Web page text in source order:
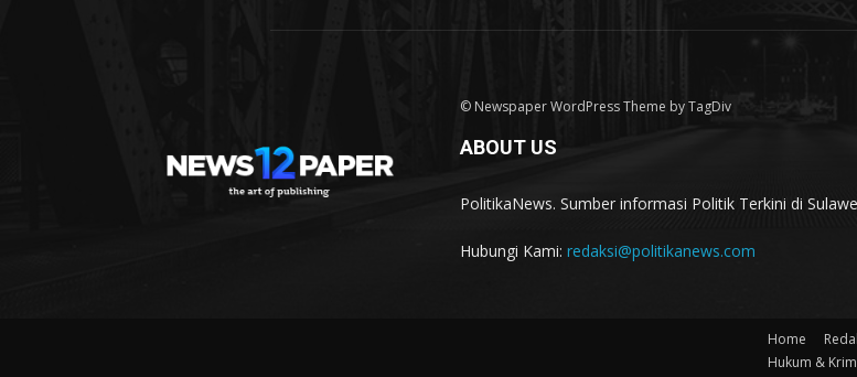
© Newspaper WordPress Theme by TagDiv
ABOUT US
PolitikaNews. Sumber informasi Politik Terkini di
Hubungi Kami: redaksi@politikanews.com
Home
Hukum &